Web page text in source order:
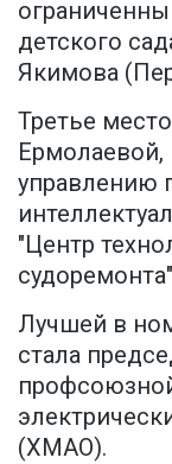
детского
Якимова
Третье
Ермолаевой,
управлению
"Центр
Лучшей в
стала
(ХМАО).